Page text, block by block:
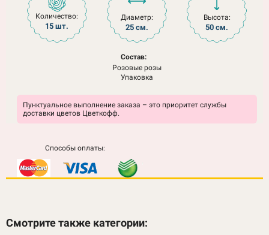
Количество:
15 шт.
Диаметр:
25 см.
Высота:
50 см.
Состав:
Розовые розы
Упаковка
Пунктуальное выполнение заказа – это приоритет службы
доставки цветов Цветкофф.
Способы оплаты:
Смотрите также категории: